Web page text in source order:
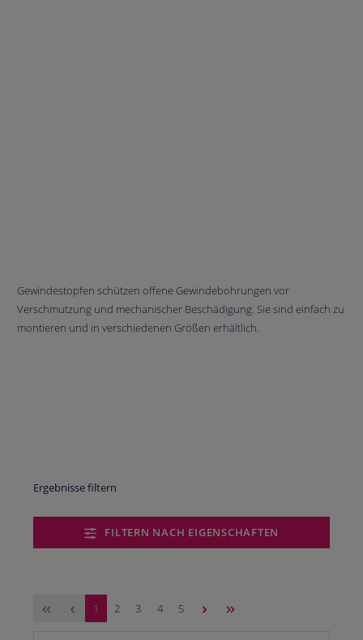
Gewindestopfen schützen offene Gewindebohrungen vor
Verschmutzung und mechanischer Beschädigung. Sie sind einfach zu
montieren und in verschiedenen Größen erhältlich.
Ergebnisse filtern
FILTERN NACH EIGENSCHAFTEN
Seite
1 Seite
2 Seite
3 Seite
4 Seite
5